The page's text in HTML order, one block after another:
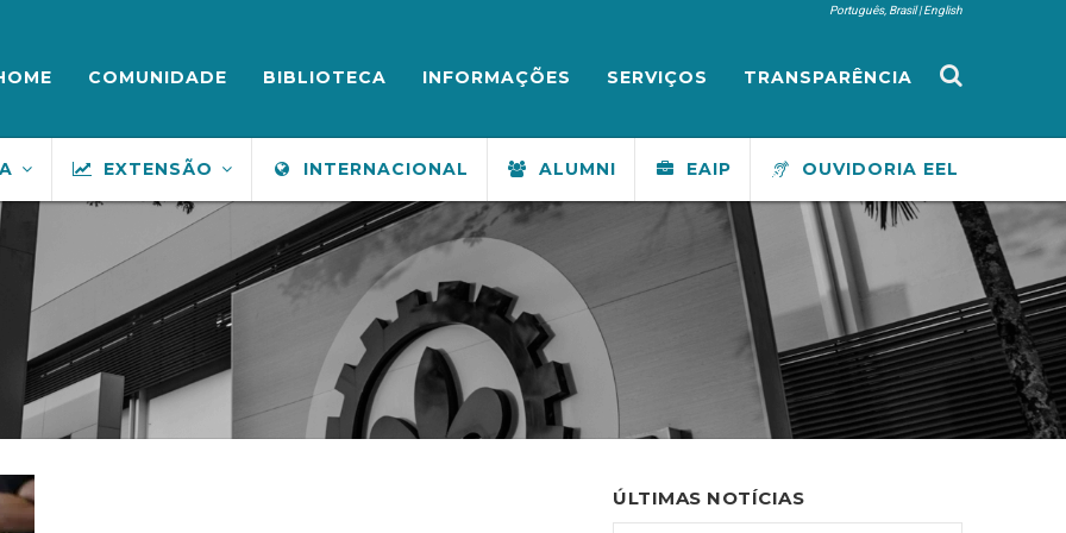
Português, Brasil English
COMUNIDADE BIBLIOTECA INFORMAÇÕES SERVIÇOS TRANSPARÊNCIA
EXTENSÃO INTERNACIONAL ALUMNI EAIP OUVIDORIA EEL
ÚLTIMAS NOTÍCIAS